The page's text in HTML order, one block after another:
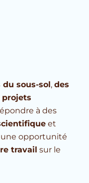
du sous-sol, des
projets
à des
et
une opportunité
travail sur le